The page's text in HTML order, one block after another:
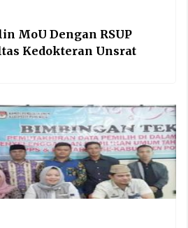
MoU Dengan RSUP
Kedokteran Unsrat